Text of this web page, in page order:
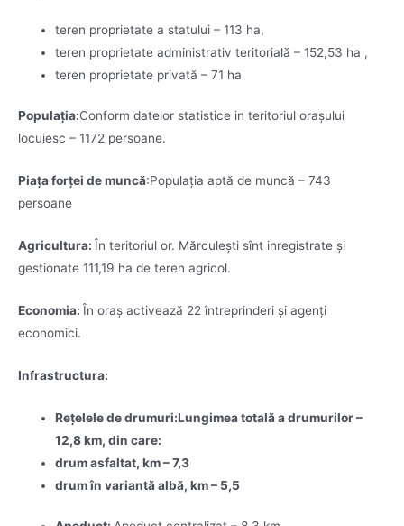
teren proprietate a statului – 113 ha,
teren proprietate administrativ teritorială – 152,53 ha ,
teren proprietate privată – 71 ha
Populaţia:Conform datelor statistice in teritoriul oraşului
locuiesc – 1172 persoane.
Piaţa forţei de muncă:Populaţia aptă de muncă – 743
persoane
Agricultura: În teritoriul or. Mărculeşti sînt inregistrate şi
gestionate 111,19 ha de teren agricol.
Economia: În oraş activează 22 întreprinderi și agenți
economici.
Infrastructura:
Reţelele de drumuri:Lungimea totală a drumurilor –
12,8 km, din care:
drum asfaltat, km – 7,3
drum în variantă albă, km – 5,5